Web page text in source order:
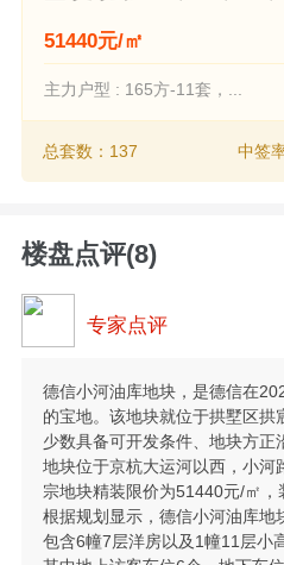
51440元/㎡
主力户型 : 165方-11套，...
总套数：137 中签
楼盘点评(8)
专家点评
德信小河油库地块，是德信在
的宝地。该地块就位于拱墅区拱
少数具备可开发条件、地块方正
地块位于京杭大运河以西，小河
宗地块精装限价为51440元/㎡，
根据规划显示，德信小河油库地
包含6幢7层洋房以及1幢11层小